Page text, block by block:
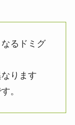
るドミグ
ります
。